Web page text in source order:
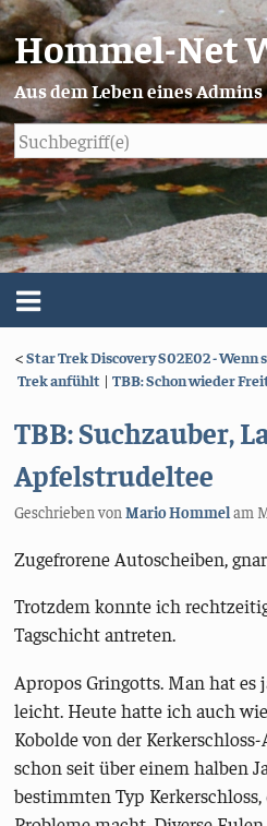
Hommel-Net
Aus dem Leben eines Admins
Menü
Über mich
<Star Trek Discovery S02E02 -
Trek anfühlt | TBB: Schon wieder
TBB: Suchzauber,
Apfelstrudeltee
Geschrieben vonMario Hommelam
Zugefrorene Autoscheiben,
Trotzdem konnte ich
Tagschicht antreten.
Apropos Gringotts. Man hat es
leicht. Heute hatte ich auch
Kobolde von der
schon seit über einem halben
bestimmten Typ